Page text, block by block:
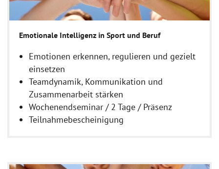
Emotionale Intelligenz in Sport und Beruf
Emotionen erkennen, regulieren und gezielt
einsetzen
Teamdynamik, Kommunikation und
Zusammenarbeit stärken
Wochenendseminar / 2 Tage / Präsenz
Teilnahmebescheinigung